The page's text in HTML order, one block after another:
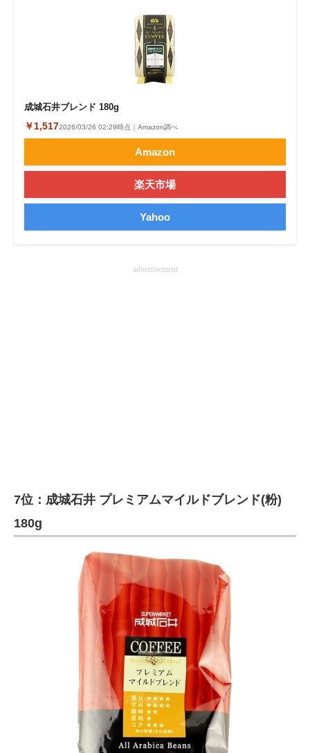
成城石井ブレンド 180g
￥1,5172026/03/26 02:29時点｜Amazon調べ
Amazon
楽天市場
Yahoo
advertisement
7位：成城石井 プレミアムマイルドブレンド(粉)
180g